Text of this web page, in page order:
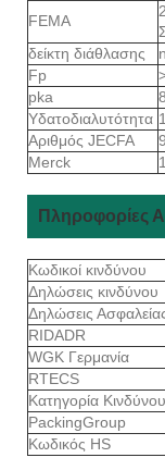
FEMA
δείκτη διάθλασης
Fp
pka
Υδατοδιαλυτότητα
Αριθμός JECFA
Merck
Πληροφορίες
Κωδικοί κινδύνου
Δηλώσεις κινδύνου
Δηλώσεις
RIDADR
WGK Γερμανία
RTECS
Κατηγορία Κινδύνου
PackingGroup
Κωδικός HS